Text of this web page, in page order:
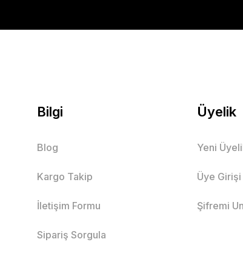
Bilgi
Blog
Kargo Takip
İletişim Formu
Sipariş Sorgula
Üyelik
Yeni
Üye Girişi
Şifremi